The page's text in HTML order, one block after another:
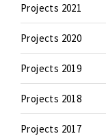
Projects 2021
Projects 2020
Projects 2019
Projects 2018
Projects 2017